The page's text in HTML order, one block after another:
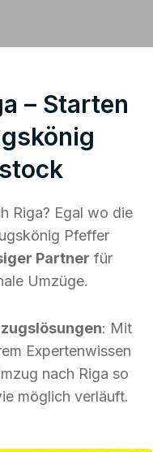
– Starten
Riga? Egal wo die
Pfeffer
Partner für
Umzüge.
: Mit
Expertenwissen
nach Riga so
möglich verläuft.